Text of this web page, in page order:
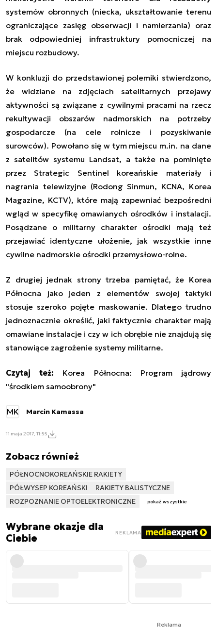
systemów obronnych (niecka, ukształtowanie terenu
ograniczające zasięg obserwacji i namierzania) oraz
brak odpowiedniej infrastruktury pomocniczej na
miejscu rozbudowy.
W konkluzji do przedstawionej polemiki stwierdzono,
że widziane na zdjęciach satelitarnych przejawy
aktywności są związane z cywilnymi pracami na rzecz
rekultywacji obszarów nadmorskich na potrzeby
gospodarcze (na cele rolnicze i pozyskiwanie
surowców). Powołano się w tym miejscu m.in. na dane
z satelitów systemu Landsat, a także na pominięte
przez Strategic Sentinel koreańskie materiały i
nagrania telewizyjne (Rodong Sinmun, KCNA, Korea
Magazine, KCTV), które mają zapewniać bezpośredni
wgląd w specyfikę omawianych ośrodków i instalacji.
Posądzane o militarny charakter ośrodki mają też
przejawiać identyczne ułożenie, jak wszystkie inne
cywilne nadmorskie ośrodki przemysłowo-rolne.
Z drugiej jednak strony trzeba pamiętać, że Korea
Północna jako jeden z elementów swojej taktyki
stosuje szeroko pojęte maskowanie. Dlatego trudno
jednoznacznie określić, jaki faktycznie charakter mają
omawiane instalacje i czy w ich obrębie nie znajdują się
stanowiące zagrożenie systemy militarne.
Czytaj też: Korea Północna: Program jądrowy
"środkiem samoobrony"
MK Marcin Kamassa
11 maja 2017, 11:55
Zobacz również
PÓŁNOCNOKOREAŃSKIE RAKIETY
PÓŁWYSEP KOREAŃSKI
RAKIETY BALISTYCZNE
ROZPOZNANIE OPTOELEKTRONICZNE
pokaż wszystkie
Wybrane okazje dla
Ciebie
REKLAMA
Reklama